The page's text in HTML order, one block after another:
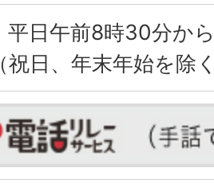
平日午前8時30分か
（祝日、年末年始を除